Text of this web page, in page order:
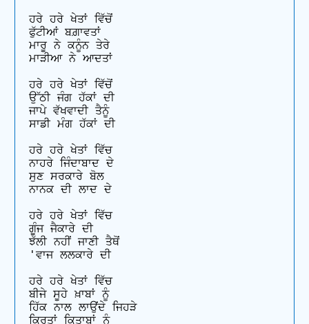
ਹਰੇ ਹਰੇ ਖੇਤਾਂ ਵਿੱਚੋਂ
ਫੁੱਟੀਆਂ ਬਗ਼ਾਵਤਾਂ
ਮਾਰੂ ਨੇ ਕਨੂੰਨ ਤੇਰੇ
ਮਾੜੀਆ ਨੇ ਆਦਤਾਂ
ਹਰੇ ਹਰੇ ਖੇਤਾਂ ਵਿੱਚੋਂ
ਉੱਠੀ ਜੰਗ ਹੱਕਾਂ ਦੀ
ਜਾਪੇ ਵੱਖਵਾਦੀ ਤੈਨੂੰ
ਸਾਡੀ ਮੰਗ ਹੱਕਾਂ ਦੀ
ਹਰੇ ਹਰੇ ਖੇਤਾਂ ਵਿੱਚ
ਨਾਹਰੇ ਜਿੰਦਾਬਾਦ ਦੇ
ਸੁਣ ਸਰਕਾਰੇ ਬੋਲ
ਨਾਨਕ ਦੀ ਲਾਦ ਦੇ
ਹਰੇ ਹਰੇ ਖੇਤਾਂ ਵਿੱਚ
ਗੂੰਜ ਜੈਕਾਰੇ ਦੀ
ਝੱਲੀ ਨਹੀਂ ਜਾਣੀ ਤੈਥੋਂ
'ਵਾਜ ਲਲਕਾਰੇ ਦੀ
ਹਰੇ ਹਰੇ ਖੇਤਾਂ ਵਿੱਚ
ਬੀਜੇ ਸੂਹੇ ਖ਼ਾਬਾਂ ਨੂੰ
ਹਿੱਕ ਨਾਲ ਲਾਉਂਦੇ ਜਿਹੜੇ
ਕਿਰਤਾਂ ਕਿਤਾਬਾਂ ਨੂੰ